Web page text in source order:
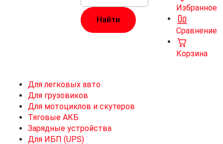
Избранное
Сравнение
Корзина
Для легковых авто
Для грузовиков
Для мотоциклов и скутеров
Тяговые АКБ
Зарядные устройства
Для ИБП (UPS)